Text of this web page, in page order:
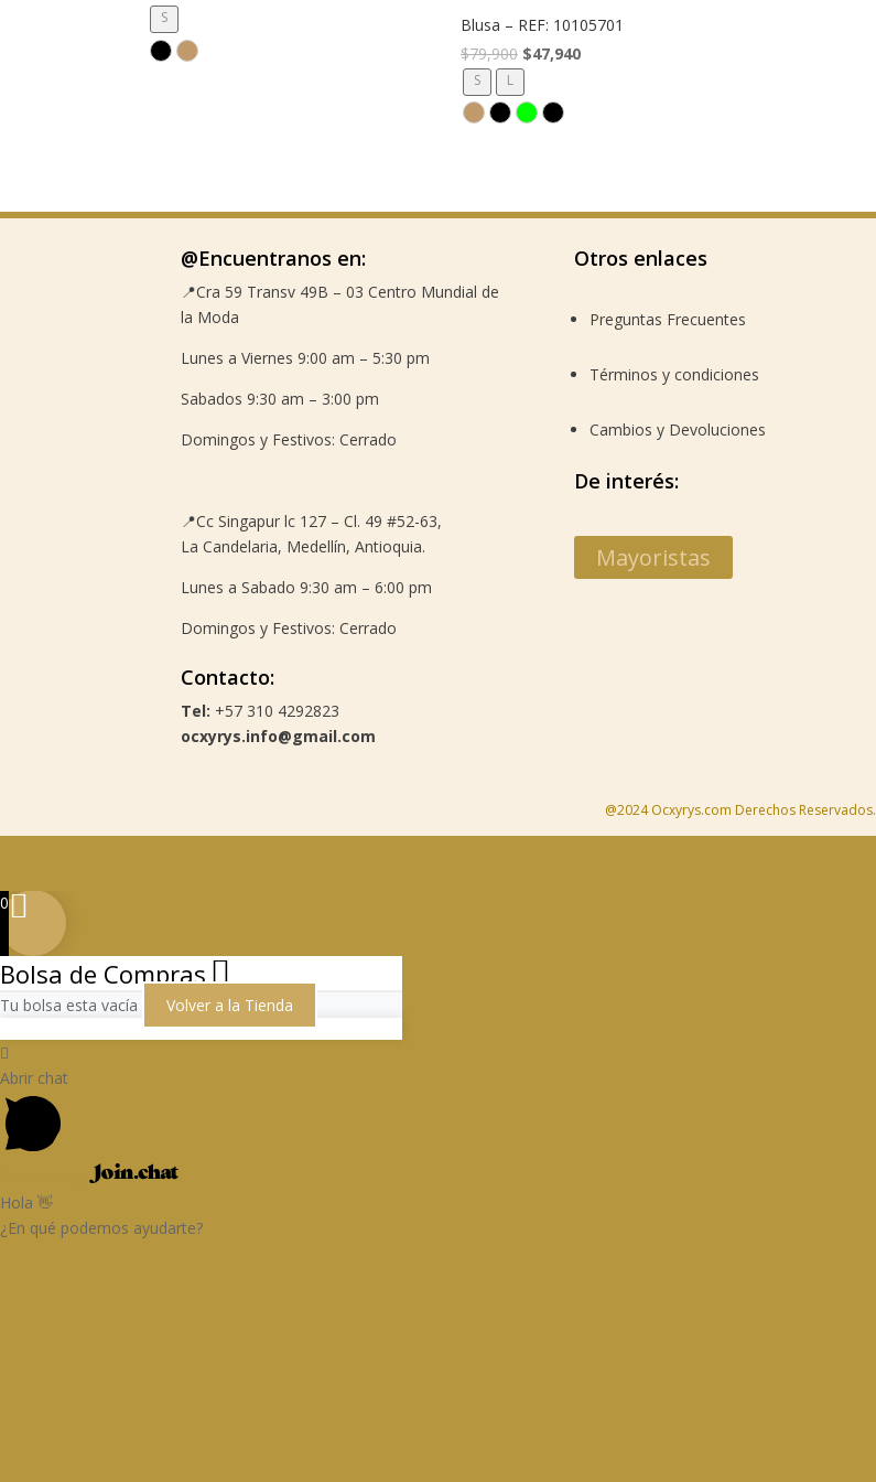
S
Blusa – REF: 10105701
$79,900 El
original
era:
$47,940El
S L
@Encuentranos en:
📍Cra 59 Transv 49B – 03 Centro Mundial de
la Moda
Lunes a Viernes 9:00 am – 5:30 pm
Sabados 9:30 am – 3:00 pm
Domingos y Festivos: Cerrado
📍Cc Singapur lc 127 – Cl. 49 #52-63,
La Candelaria, Medellín, Antioquia.
Lunes a Sabado 9:30 am – 6:00 pm
Domingos y Festivos: Cerrado
Contacto:
Tel: +57 310 4292823
ocxyrys.info@gmail.com
Otros enlaces
Preguntas Frecuentes
Términos y condiciones
Cambios y Devoluciones
De interés:
Mayoristas
@2024 Ocxyrys.com Derechos Reservados.
0
Bolsa de Compras
Tu bolsa esta vacía Volver a la Tienda
Abrir chat
Hola 👋
¿En qué podemos ayudarte?